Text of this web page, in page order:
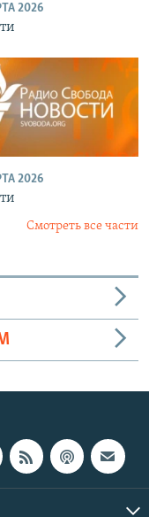
2026
2026
Смотреть все части